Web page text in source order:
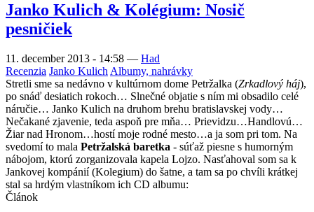
Janko Kulich & Kolégium: Nosič
pesničiek
11. december 2013 - 14:58 — Had
Recenzia Janko Kulich Albumy, nahrávky
Stretli sme sa nedávno v kultúrnom dome Petržalka (Zrkadlový háj),
po snáď desiatich rokoch… Slnečné objatie s ním mi obsadilo celé
náručie… Janko Kulich na druhom brehu bratislavskej vody…
Nečakané zjavenie, teda aspoň pre mňa… Prievidzu…Handlovú…
Žiar nad Hronom…hostí moje rodné mesto…a ja som pri tom. Na
svedomí to mala Petržalská baretka - súťaž piesne s humorným
nábojom, ktorú zorganizovala kapela Lojzo. Nasťahoval som sa k
Jankovej kompánií (Kolegium) do šatne, a tam sa po chvíli krátkej
stal sa hrdým vlastníkom ich CD albumu:
Článok